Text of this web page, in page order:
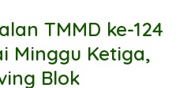
TMMD ke-124
Minggu Ketiga,
Blok